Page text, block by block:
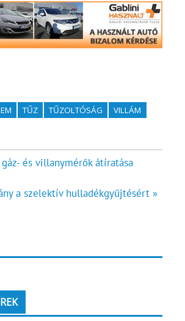
TŰZ TŰZOLTÓSÁG
VILLÁM
és villanymérők átíratása
a szelektív hulladékgyűjtésért »